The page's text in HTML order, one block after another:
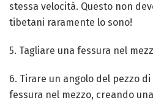
stessa velocità. Questo non
tibetani raramente lo sono!
5. Tagliare una fessura nel
6. Tirare un angolo del pezzo
fessura nel mezzo, creando